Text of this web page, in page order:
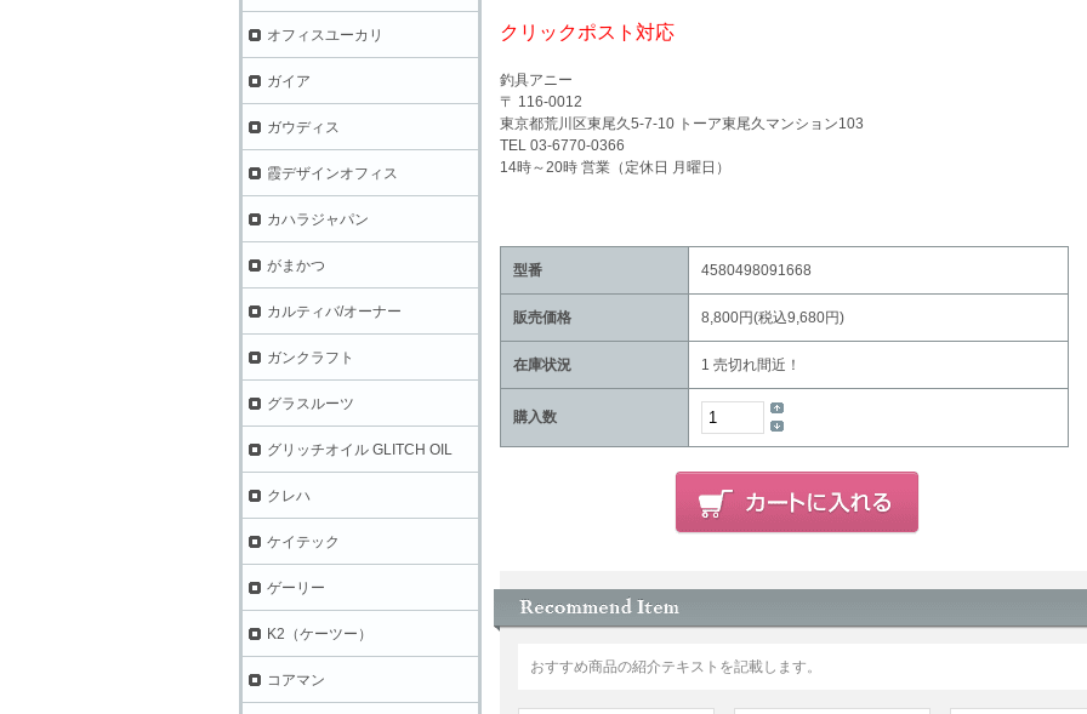
クリックポスト対応
釣具アニー
〒 116-0012
東京都荒川区東尾久5-7-10 トーア東尾久マンション103
TEL 03-6770-0366
14時～20時 営業（定休日 月曜日）
型番 4580498091668
販売価格 8,800円(税込9,680円)
在庫状況 1 売切れ間近！
購入数
おすすめ商品の紹介テキストを記載します。
オフィスユーカリ
ガイア
ガウディス
霞デザインオフィス
カハラジャパン
がまかつ
カルティバ/オーナー
ガンクラフト
グラスルーツ
グリッチオイル GLITCH OIL
クレハ
ケイテック
ゲーリー
K2（ケーツー）
コアマン